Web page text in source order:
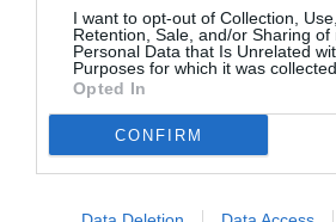
I want to opt-out of Collection, Use,
Retention, Sale, and/or Sharing of
Personal Data that Is Unrelated
Purposes for which it was collected.
Opted In
CONFIRM
Newsletter
Κάθε βδομάδα στο e-mail σας τα
την Τέχνη και τον Πολιτισμό!